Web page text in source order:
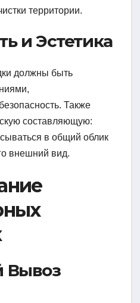
территории.
и Эстетика
должны быть
Также
составляющую:
в общий облик
внешний вид.
Вывоз